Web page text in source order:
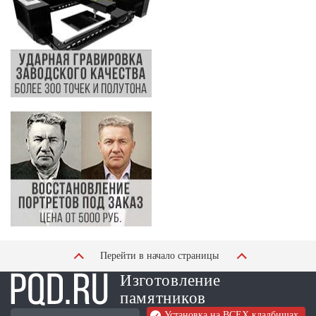
Перейти в начало страницы
Изготовление
памятников